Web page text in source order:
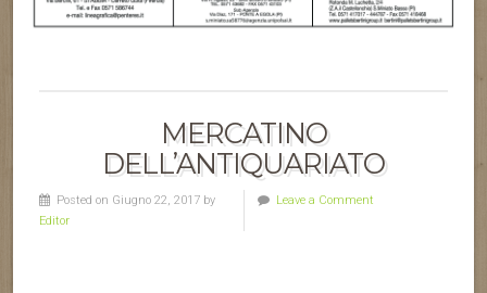
MERCATINO
DELL’ANTIQUARIATO
Posted on Giugno 22, 2017 by
Editor
Leave a Comment